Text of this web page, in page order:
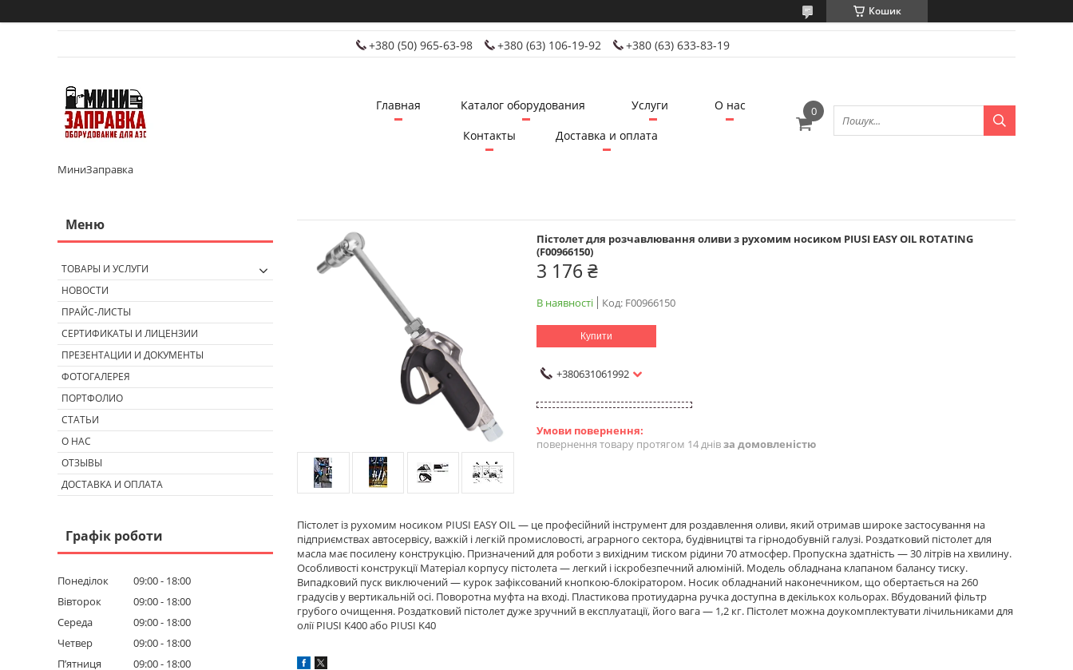
Кошик
+380 (50) 965-63-98 +380 (63) 106-19-92 +380 (63) 633-83-19
МиниЗаправка
Главная Каталог оборудования Услуги
О нас
Контакты
Доставка и оплата
Пістолет для розчавлювання оливи з рухомим носиком PIUSI EASY OIL ROTATING
(F00966150)
3 176 ₴
В наявності Код: F00966150
Купити
+380631061992
повернення товару протягом 14 днівза домовленістю
Пістолет із рухомим носиком PIUSI EASY OIL — це професійний інструмент для роздавлення оливи, який отримав широке застосування на
підприємствах автосервісу, важкій і легкій промисловості, аграрного сектора, будівництві та гірнодобувній галузі. Роздатковий пістолет для
масла має посилену конструкцію. Призначений для роботи з вихідним тиском рідини 70 атмосфер. Пропускна здатність — 30 літрів на хвилину.
Особливості конструкції Матеріал корпусу пістолета — легкий і іскробезпечний алюміній. Модель обладнана клапаном балансу тиску.
Випадковий пуск виключений — курок зафіксований кнопкою-блокіратором. Носик обладнаний наконечником, що обертається на 260
градусів у вертикальній осі. Поворотна муфта на вході. Пластикова протиударна ручка доступна в декількох кольорах. Вбудований фільтр
грубого очищення. Роздатковий пістолет дуже зручний в експлуатації, його вага — 1,2 кг. Пістолет можна доукомплектувати лічильниками для
олії PIUSI K400 або PIUSI K40
ТОВАРЫ И УСЛУГИ
НОВОСТИ
ПРАЙС-ЛИСТЫ
СЕРТИФИКАТЫ И ЛИЦЕНЗИИ
ПРЕЗЕНТАЦИИ И ДОКУМЕНТЫ
ФОТОГАЛЕРЕЯ
ПОРТФОЛИО
СТАТЬИ
О НАС
ОТЗЫВЫ
ДОСТАВКА И ОПЛАТА
Графік роботи
Понеділок 09:00
18:00
Вівторок
09:00
18:00
Середа
09:00
18:00
Четвер
09:00
18:00
Пʼятниця
09:00
18:00